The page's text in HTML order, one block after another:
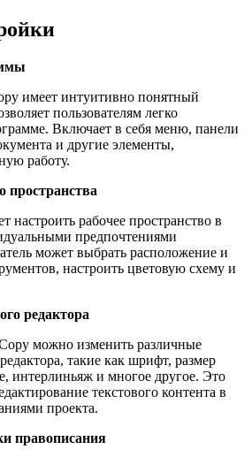
имеет интуитивно понятный
пользователям легко
Включает в себя меню, панели
и другие элементы,
работу.
пространства
настроить рабочее пространство в
предпочтениями
может выбрать расположение и
настроить цветовую схему и
редактора
можно изменить различные
такие как шрифт, размер
интерлиньяж и многое другое. Это
текстового контента в
проекта.
правописания